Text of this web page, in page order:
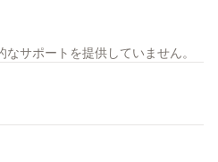
サポートを提供していません。